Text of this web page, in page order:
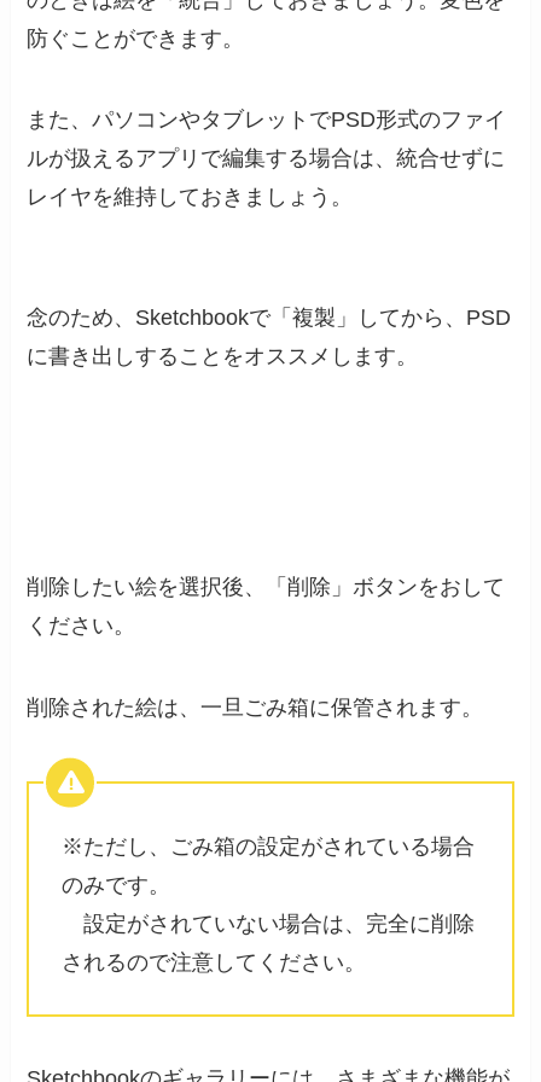
防ぐことができます。
また、パソコンやタブレットでPSD形式のファイ
ルが扱えるアプリで編集する場合は、統合せずに
レイヤを維持 しておきましょう。
念のため、Sketchbookで「複製」してから、PSD
に書き出しすることをオススメします。
削除したい絵を選択後、「削除」ボタンをおして
ください。
削除された絵は、一旦ごみ箱に保管されます。
※ただし、ごみ箱の設定がされている場合
のみです。
設定がされていない場合は、完全に削除
されるので注意してください。